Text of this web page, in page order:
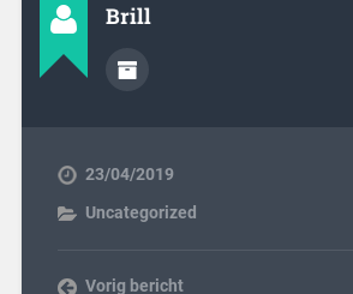
Brill
23/04/2019
Uncategorized
Vorig bericht